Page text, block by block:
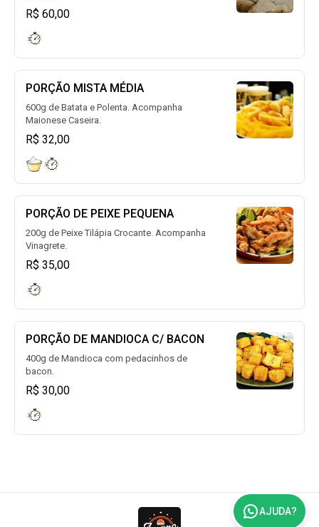
R$ 60,00
PORÇÃO MISTA MÉDIA
600g de Batata e Polenta. Acompanha
Maionese Caseira.
R$ 32,00
PORÇÃO DE PEIXE PEQUENA
200g de Peixe Tilápia Crocante. Acompanha
Vinagrete.
R$ 35,00
PORÇÃO DE MANDIOCA C/ BACON
400g de Mandioca com pedacinhos de
bacon.
R$ 30,00
AJUDA?